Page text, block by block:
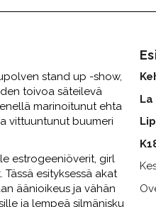
stand up -show,
toivoa säteilevä
marinoitunut ehta
vittuuntunut buumeri
estrogeeniöverit, girl
esityksessä akat
äänioikeus ja vähän
ja lempeä silmänisku
La